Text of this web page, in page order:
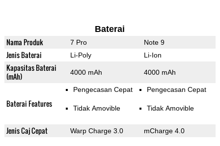
Baterai
Nama Produk 7 Pro Note 9
Jenis Baterai Li-Poly Li-Ion
Kapasitas Baterai
(mAh)
4000 mAh 4000 mAh
Baterai Features
Pengecasan Cepat
Tidak Amovible
Pengecasan Cepat
Tidak Amovible
Jenis Caj Cepat Warp Charge 3.0 mCharge 4.0